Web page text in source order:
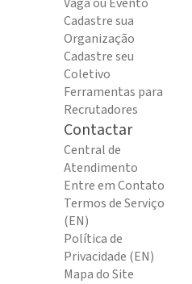
Cadastre sua
Organização
Cadastre seu
Coletivo
Ferramentas para
Recrutadores
Contactar
Central de
Atendimento
Entre em Contato
Termos de Serviço
(EN)
Política de
Privacidade (EN)
Mapa do Site